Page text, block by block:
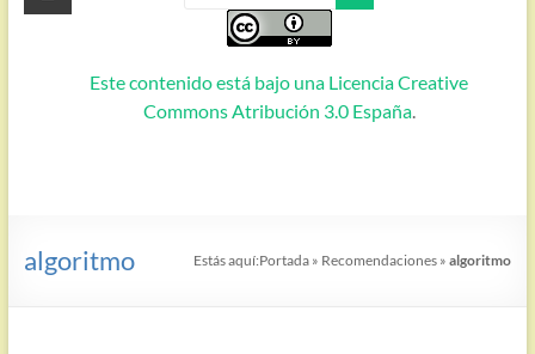
Este contenido está bajo una Licencia Creative
Commons Atribución 3.0 España.
algoritmo Estás aquí:Portada » Recomendaciones »algoritmo